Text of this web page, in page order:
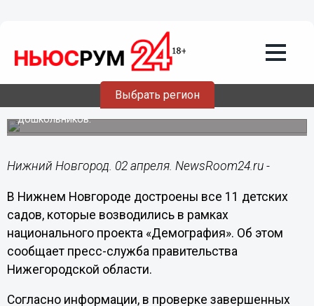
Выбрать регион
02.04.202012:16
Одиннадцать детсадов достроены по
нацпроекту в Нижнем Новгороде
Появится около 1,2 тыс. дополнительных мест для
дошкольников.
Нижний Новгород. 02 апреля. NewsRoom24.ru -
В Нижнем Новгороде достроены все 11 детских
садов, которые возводились в рамках
национального проекта «Демография». Об этом
сообщает пресс-служба правительства
Нижегородской области.
Согласно информации, в проверке завершенных